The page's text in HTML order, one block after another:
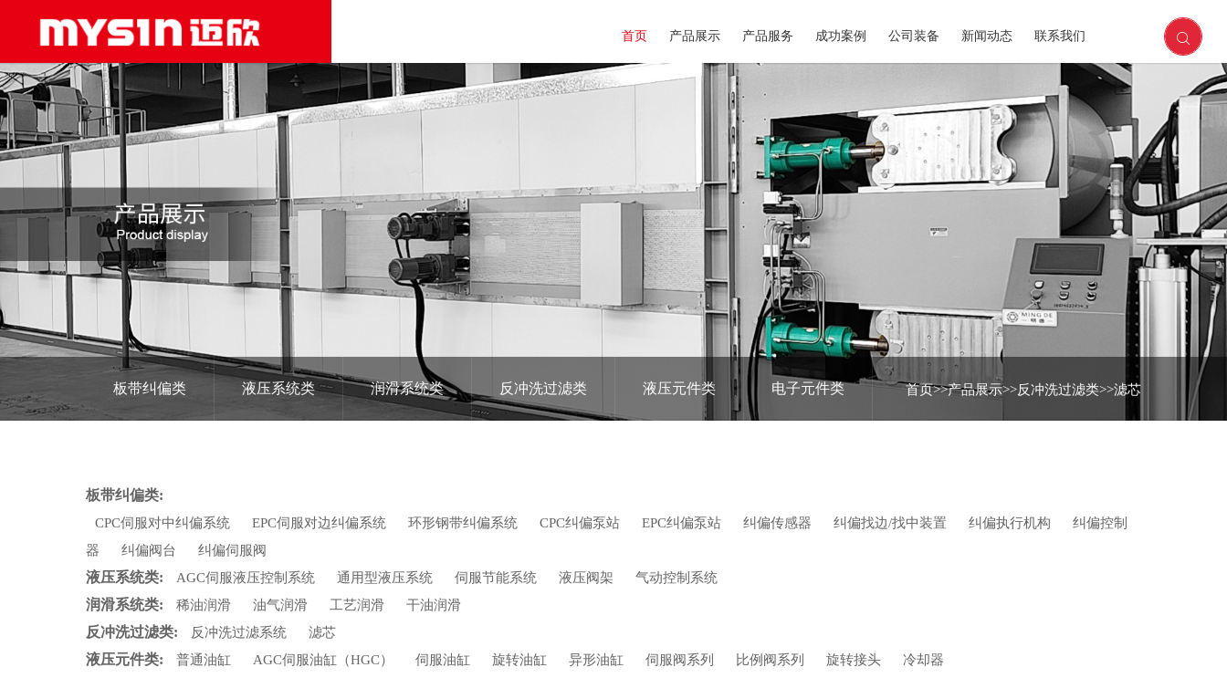
首页 产品展示 产品服务 成功案例 公司装备 新闻动态 联系我们
板带纠偏类 液压系统类 润滑系统类 反冲洗过滤类 液压元件类 电子元件类 首页>>产品展示>>反冲洗过滤类>>滤芯
板带纠偏类:
CPC伺服对中纠偏系统 EPC伺服对边纠偏系统 环形钢带纠偏系统 CPC纠偏泵站 EPC纠偏泵站 纠偏传感器 纠偏找边/找中装置 纠偏执行机构
纠偏控制
器
纠偏阀台 纠偏伺服阀
液压系统类: AGC伺服液压控制系统 通用型液压系统 伺服节能系统 液压阀架 气动控制系统
润滑系统类: 稀油润滑 油气润滑 工艺润滑 干油润滑
反冲洗过滤类: 反冲洗过滤系统 滤芯
液压元件类: 普通油缸 AGC伺服油缸（HGC） 伺服油缸 旋转油缸 异形油缸 伺服阀系列 比例阀系列 旋转接头 冷却器